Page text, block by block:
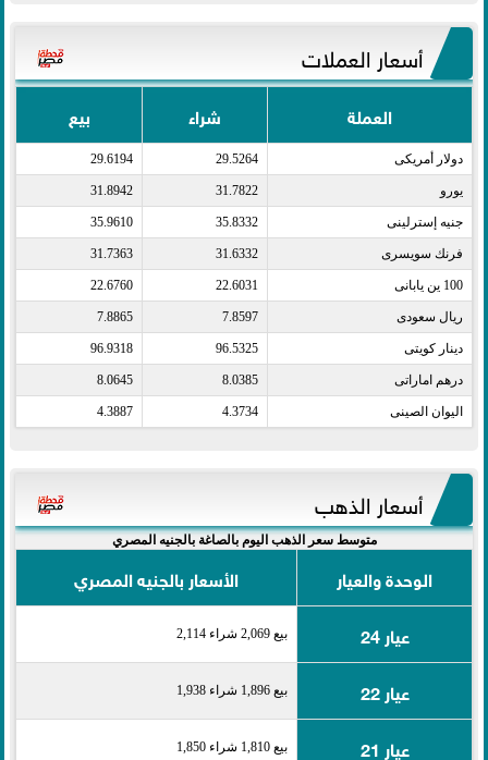
أسعار العملات
العملة شراء بيع
دولار أمريكى​ 29.5264
29.6194
يورو​ 31.7822
31.8942
جنيه إسترلينى​ 35.8332
35.9610
فرنك سويسرى​ 31.6332
31.7363
100 ين يابانى​ 22.6031
22.6760
ريال سعودى​ 7.8597
7.8865
دينار كويتى​ 96.5325
96.9318
درهم اماراتى​ 8.0385
8.0645
اليوان الصينى​ 4.3734
4.3887
أسعار الذهب
متوسط سعر الذهب اليوم بالصاغة بالجنيه المصري
الوحدة والعيار
الأسعار بالجنيه المصري
عيار 24
بيع 2,069 شراء 2,114
عيار 22 بيع 1,896 شراء 1,938
عيار 21 بيع 1,810 شراء 1,850